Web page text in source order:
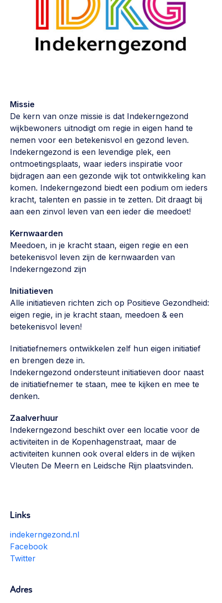
Vrijwilligers en medewerkers
Werving, contracten en vergoedingen, betaalde krachten
Eigen gebouw
Sociaal ondernemen
Bewonersbedrijf starten, ondernemingsplan maken >
Buurtbewoners verbinden
Community building en ABCD, welkomstcultuur >
Zorgzame gemeenschappen
Betrokken buurten, contact stimuleren, netwerken
uitbreiden >
Wijkaanpak
Werken aan de wijk, ABCD, WijkWijzer >
Weerbare gemeenschappen
Voorbereiden op crisis, noodsteunpunten,
ontmoetingsplekken >
Buurtenergie
Energiecollectieven, buurt vergroenen, SDG >
Uitdaagrecht, gemeenschapsfondsen, lokale democratie >
Samenwerken en lokale politiek
Lobbyen, invloed uitoefenen, maatschappelijke impact >
invoering omgevingswet, participatie,
gebiedsontwikkeling>
Bijeenkomsten
030 231 7511
info@lsabewoners.nl
Missie
De kern van onze missie is dat Indekerngezond
wijkbewoners uitnodigt om regie in eigen hand te
nemen voor een betekenisvol en gezond leven.
Indekerngezond is een levendige plek, een
ontmoetingsplaats, waar ieders inspiratie voor
bijdragen aan een gezonde wijk tot ontwikkeling kan
komen. Indekerngezond biedt een podium om ieders
kracht, talenten en passie in te zetten. Dit draagt bij
aan een zinvol leven van een ieder die meedoet!
Kernwaarden
Meedoen, in je kracht staan, eigen regie en een
betekenisvol leven zijn de kernwaarden van
Indekerngezond zijn
Initiatieven
Alle initiatieven richten zich op Positieve Gezondheid:
eigen regie, in je kracht staan, meedoen & een
betekenisvol leven!
Initiatiefnemers ontwikkelen zelf hun eigen initiatief
en brengen deze in.
Indekerngezond ondersteunt initiatieven door naast
de initiatiefnemer te staan, mee te kijken en mee te
denken.
Zaalverhuur
Indekerngezond beschikt over een locatie voor de
activiteiten in de Kopenhagenstraat, maar de
activiteiten kunnen ook overal elders in de wijken
Vleuten De Meern en Leidsche Rijn plaatsvinden.
Links
indekerngezond.nl
Facebook
Twitter
Adres